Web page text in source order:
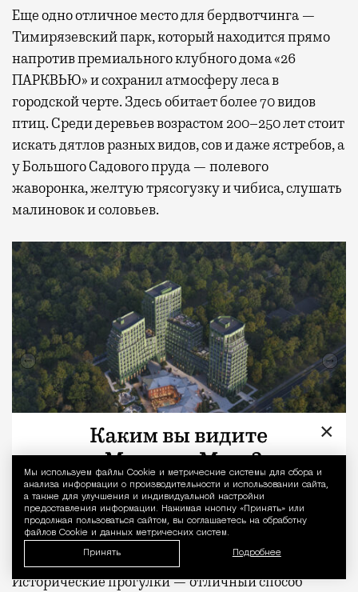
Уведомление
Мы используем файлы Сookie и метрические системы для сбора и
анализа информации о производительности и использовании сайта,
а также для улучшения и индивидуальной настройки
предоставления информации. Нажимая кнопку «Принять» или
продолжая пользоваться сайтом, вы соглашаетесь на обработку
файлов Cookie и данных метрических систем.
Принять Подробнее
Еще одно отличное место для бердвотчинга —
Тимирязевский парк, который находится прямо
напротив премиального клубного дома «26
ПАРКВЬЮ» и сохранил атмосферу леса в
городской черте. Здесь обитает более 70 видов
птиц. Среди деревьев возрастом 200–250 лет стоит
искать дятлов разных видов, сов и даже ястребов, а
у Большого Садового пруда — полевого
жаворонка, желтую трясогузку и чибиса, слушать
малиновок и соловьев.
Клубный дом «26 ПАРКВЬЮ»
Устроить историческую прогулку
Исторические прогулки — отличный способ
×